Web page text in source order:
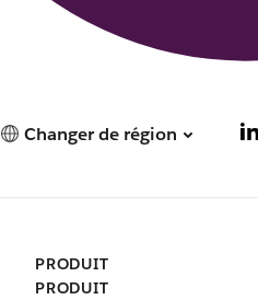
Changer de région
PRODUIT
PRODUIT